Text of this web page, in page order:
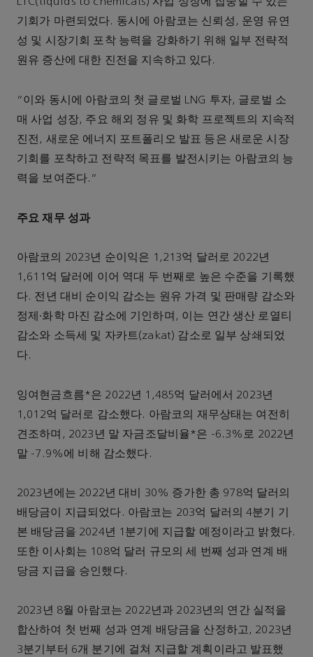
기회가 마련되었다. 동시에 아람코는 신뢰성, 운영 유연
성 및 시장기회 포착 능력을 강화하기 위해 일부 전략적
원유 증산에 대한 진전을 지속하고 있다.
"이와 동시에 아람코의 첫 글로벌 LNG 투자, 글로벌 소
매 사업 성장, 주요 해외 정유 및 화학 프로젝트의 지속적
진전, 새로운 에너지 포트폴리오 발표 등은 새로운 시장
기회를 포착하고 전략적 목표를 발전시키는 아람코의 능
력을 보여준다."
주요 재무 성과
아람코의 2023년 순이익은 1,213억 달러로 2022년
1,611억 달러에 이어 역대 두 번째로 높은 수준을 기록했
다. 전년 대비 순이익 감소는 원유 가격 및 판매량 감소와
정제∙화학 마진 감소에 기인하며, 이는 연간 생산 로열티
감소와 소득세 및 자카트(zakat) 감소로 일부 상쇄되었
다.
잉여현금흐름*은 2022년 1,485억 달러에서 2023년
1,012억 달러로 감소했다. 아람코의 재무상태는 여전히
견조하며, 2023년 말 자금조달비율*은 -6.3%로 2022년
말 -7.9%에 비해 감소했다.
2023년에는 2022년 대비 30% 증가한 총 978억 달러의
배당금이 지급되었다. 아람코는 203억 달러의 4분기 기
본 배당금을 2024년 1분기에 지급할 예정이라고 밝혔다.
또한 이사회는 108억 달러 규모의 세 번째 성과 연계 배
당금 지급을 승인했다.
2023년 8월 아람코는 2022년과 2023년의 연간 실적을
합산하여 첫 번째 성과 연계 배당금을 산정하고, 2023년
3분기부터 6개 분기에 걸쳐 지급할 계획이라고 발표했